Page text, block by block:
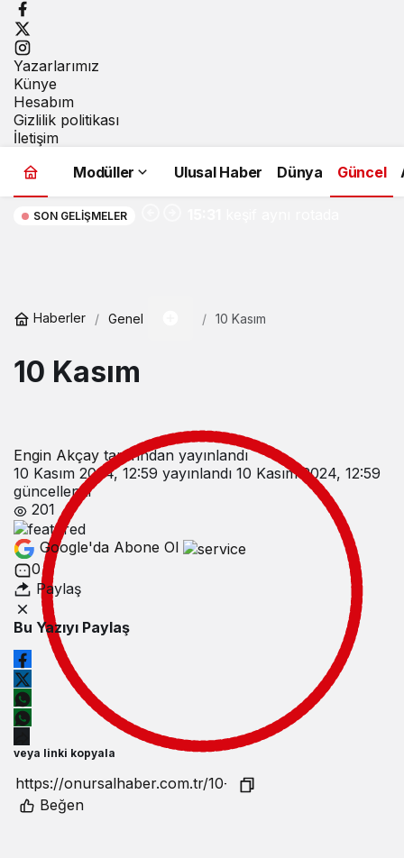
Yazarlarımız
Künye
Hesabım
Gizlilik politikası
İletişim
Modüller
Ulusal Haber Dünya Güncel
SON GELIŞMELER
Macera, doğa ve
Haberler Genel 10 Kasım
10 Kasım
Engin Akçay tarafından yayınlandı
10 Kasım 2024, 12:59 yayınlandı 10 Kasım 2024, 12:59
güncellendi
201
Google'da Abone Ol
0
Paylaş
Bu Yazıyı Paylaş
veya linki kopyala
Beğen